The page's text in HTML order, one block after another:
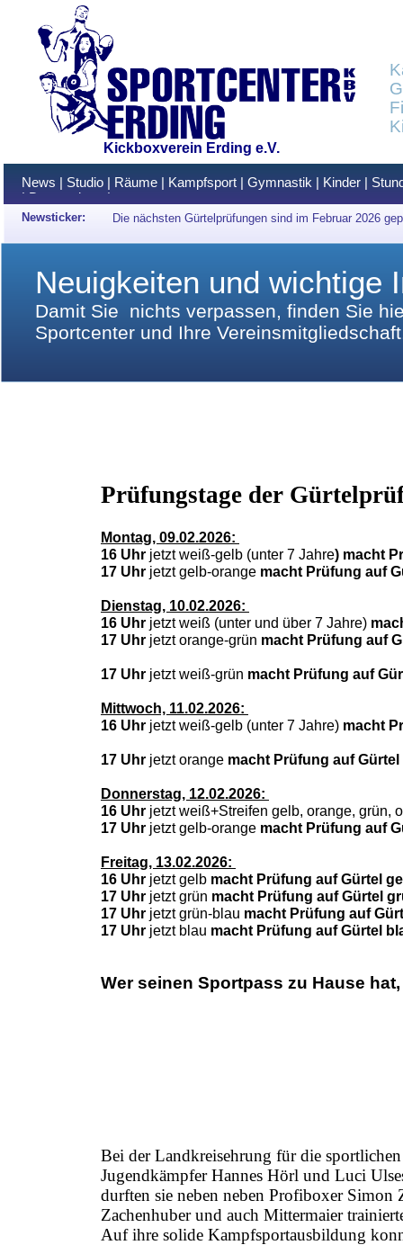
Prüfungstage der
Montag, 09.02.2026:
16 Uhr jetzt weiß-gelb (unter 7 Jahre) macht
17 Uhr jetzt gelb-orange macht Prüfung auf
Dienstag, 10.02.2026:
16 Uhr jetzt weiß (unter und über 7 Jahre)
17 Uhr jetzt orange-grün macht Prüfung auf
17 Uhr jetzt weiß-grün macht Prüfung auf
Mittwoch, 11.02.2026:
16 Uhr jetzt weiß-gelb (unter 7 Jahre) macht
17 Uhr jetzt orange macht Prüfung auf
Donnerstag, 12.02.2026:
16 Uhr jetzt weiß+Streifen gelb, orange, grün,
17 Uhr jetzt gelb-orange macht Prüfung auf
Freitag, 13.02.2026:
16 Uhr jetzt gelb macht Prüfung auf Gürtel
17 Uhr jetzt grün macht Prüfung auf Gürtel
17 Uhr jetzt grün-blau macht Prüfung auf
17 Uhr jetzt blau macht Prüfung auf Gürtel
Wer seinen Sportpass zu Hause
Bei der Landkreisehrung für die
Jugendkämpfer Hannes Hörl und Luci
durften sie neben neben Profiboxer Simon
Zachenhuber und auch Mittermaier
Auf ihre solide Kampfsportausbildung
Newsticker:
News | Studio | Räume | Kampfsport | Gymnastik | Kinder |
| Datenschutz |
Die nächsten Gürtelprüfungen sind im Februar 2026
Kickboxverein Erding e.V.
Neuigkeiten und wichtige
Damit Sie nichts verpassen, finden Sie
Sportcenter und Ihre